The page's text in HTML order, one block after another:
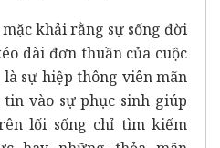
mặc khải rằng sự sống đời
dài đơn thuần của cuộc
sự hiệp thông viên mãn
vào sự phục sinh giúp
lối sống chỉ tìm kiếm